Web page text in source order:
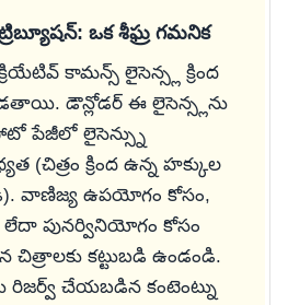
ఒక శీఘ్ర గమనిక
కామన్స్ లైసెన్స్ల క్రింద
డౌన్లోడర్ ఈ లైసెన్స్లను
పేజీలో లైసెన్స్ను
(చిత్రం క్రింద ఉన్న హక్కుల
వాణిజ్య ఉపయోగం కోసం,
లేదా పునర్వినియోగం కోసం
చిత్రాలకు కట్టుబడి ఉండండి.
రిజర్వ్ చేయబడిన కంటెంట్ను